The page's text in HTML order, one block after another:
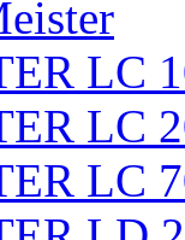
LC
LC
LC